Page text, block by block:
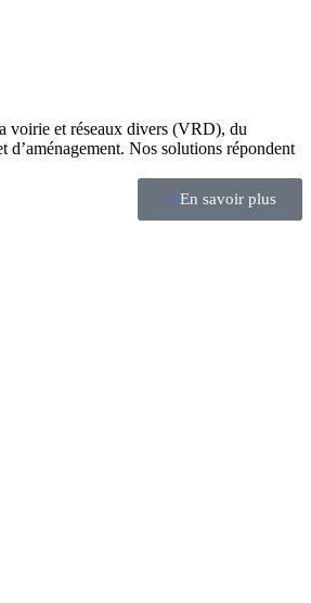
voirie et réseaux divers (VRD), du
d’aménagement. Nos solutions répondent
En savoir plus